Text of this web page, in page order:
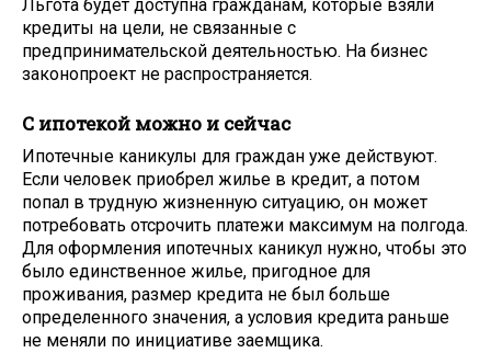
Льгота будет доступна гражданам, которые взяли
кредиты на цели, не связанные с
предпринимательской деятельностью. На бизнес
законопроект не распространяется.
С ипотекой можно и сейчас
Ипотечные каникулы для граждан уже действуют.
Если человек приобрел жилье в кредит, а потом
попал в трудную жизненную ситуацию, он может
потребовать отсрочить платежи максимум на полгода.
Для оформления ипотечных каникул нужно, чтобы это
было единственное жилье, пригодное для
проживания, размер кредита не был больше
определенного значения, а условия кредита раньше
не меняли по инициативе заемщика.